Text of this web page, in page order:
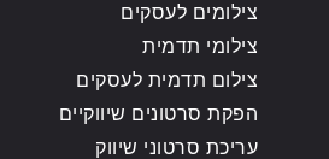
צילומים לעסקים
צילומי תדמית
צילום תדמית לעסקים
הפקת סרטונים שיווקיים
עריכת סרטוני שיווק